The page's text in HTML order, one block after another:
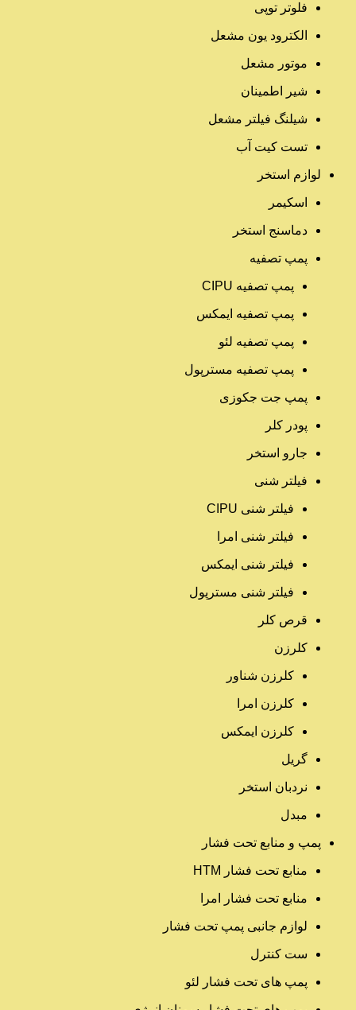
فلوتر توپی
الکترود یون مشعل
موتور مشعل
شیر اطمینان
شیلنگ فیلتر مشعل
تست کیت آب
لوازم استخر
اسکیمر
دماسنج استخر
پمپ تصفیه
پمپ تصفیه CIPU
پمپ تصفیه ایمکس
پمپ تصفیه لئو
پمپ تصفیه مسترپول
پمپ جت جکوزی
پودر کلر
جارو استخر
فیلتر شنی
فیلتر شنی CIPU
فیلتر شنی امرا
فیلتر شنی ایمکس
فیلتر شنی مسترپول
قرص کلر
کلرزن
کلرزن شناور
کلرزن امرا
کلرزن ایمکس
گریل
نردبان استخر
مبدل
پمپ و منابع تحت فشار
منابع تحت فشار HTM‎
منابع تحت فشار امرا
لوازم جانبی پمپ تحت فشار
ست کنترل
پمپ های تحت فشار لئو